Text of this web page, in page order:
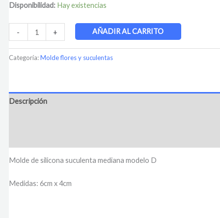
Disponibilidad: Hay existencias
- + AÑADIR AL CARRITO
Categoría:Molde flores y suculentas
Descripción
Molde de silicona suculenta mediana modelo D
Medidas: 6cm x 4cm